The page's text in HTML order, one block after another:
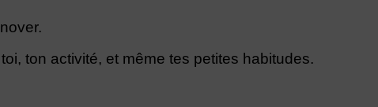
ton activité, et même tes petites habitudes.